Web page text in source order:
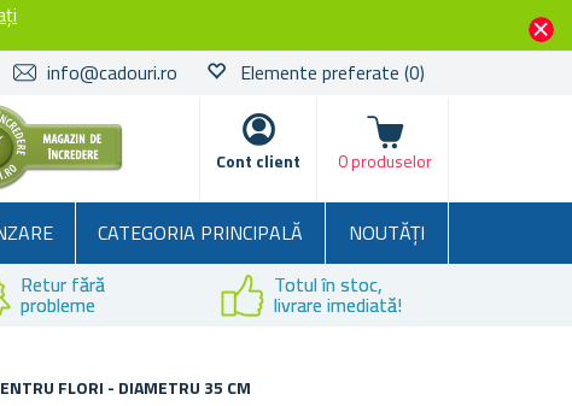
info@cadouri.ro Elemente preferate (0)
Cont client
Coșul
0 produselor
CATEGORIA PRINCIPALĂ
NOUTĂȚI
Retur fără
probleme
Totul în stoc,
livrare imediată!
FLORI - DIAMETRU 35 CM